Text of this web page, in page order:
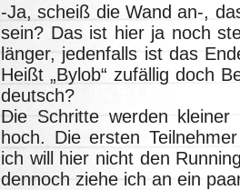
-Ja, scheiß die Wand an-,
sein? Das ist hier ja noch
länger, jedenfalls ist das
Heißt „Bylob“ zufällig doch
deutsch?
Die Schritte werden
hoch. Die ersten
ich will hier nicht den
dennoch ziehe ich an ein